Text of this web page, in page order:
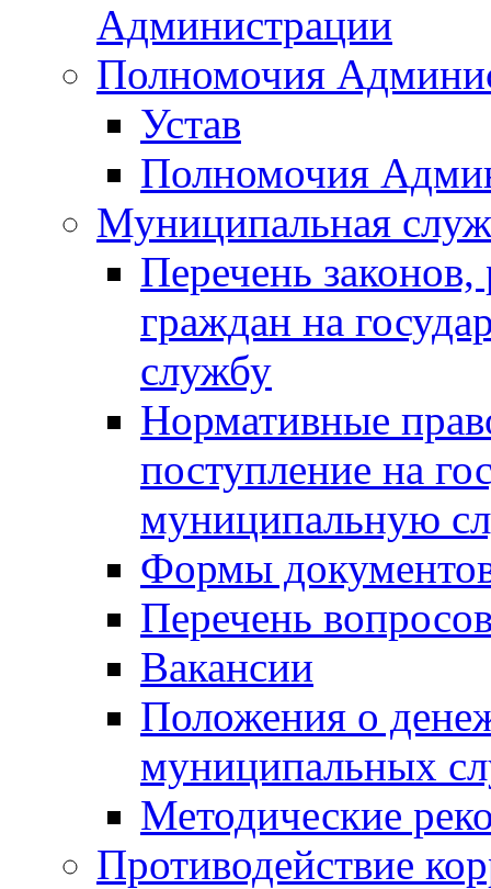
Администрации
Полномочия
Устав
Полномочия
Муниципальная
Перечень
граждан на
службу
Нормативные
поступление на
муниципальную
Формы
Перечень
Вакансии
Положения о
муниципальных
Методические
Противодействие